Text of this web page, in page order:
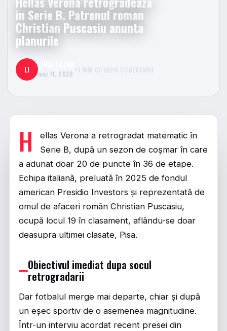
in Serie B. Patronul roman
Christian Puscasiu anunta
planurile
LI mai 11, 2026 3 MIN CITIRE 0 COMENTARII
H
ellas Verona a retrogradat matematic în
Serie B, după un sezon de coșmar în care
a adunat doar 20 de puncte în 36 de etape.
Echipa italiană, preluată în 2025 de fondul
american Presidio Investors și reprezentată de
omul de afaceri român Christian Puscasiu,
ocupă locul 19 în clasament, aflându-se doar
deasupra ultimei clasate, Pisa.
Obiectivul imediat dupa socul
retrogradarii
Dar fotbalul merge mai departe, chiar și după
un eșec sportiv de o asemenea magnitudine.
Într-un interviu acordat recent presei din